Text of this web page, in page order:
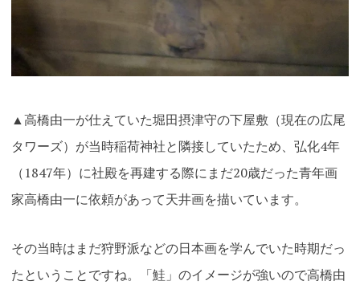
▲高橋由一が仕えていた堀田摂津守の下屋敷（現在の広尾
タワーズ）が当時稲荷神社と隣接していたため、弘化4年
（1847年）に社殿を再建する際にまだ20歳だった青年画
家高橋由一に依頼があって天井画を描いています。
その当時はまだ狩野派などの日本画を学んでいた時期だっ
たということですね。「鮭」のイメージが強いので高橋由